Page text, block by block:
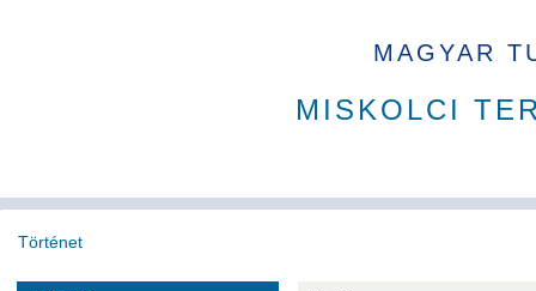
MAGYAR
MISKOLCI
Történet